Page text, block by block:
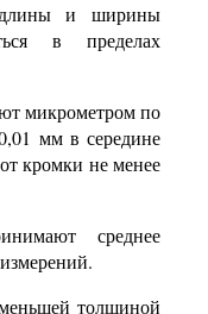
длины и ширины
в пределах
микрометром по
мм в середине
кромки не менее
среднее
толщиной